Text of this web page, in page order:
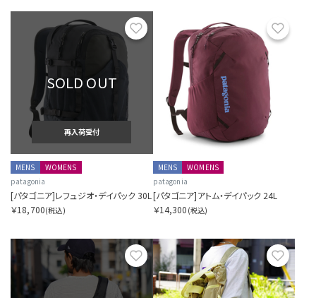
お気に入り
SOLD OUT
再入荷受付
MENS
WOMENS
patagonia
[パタゴニア]レフュジオ・デイパック 30L
￥18,700(税込)
MENS
WOMENS
patagonia
[パタゴニア]アトム・デイパック 24L
￥14,300 (税込)
お気に入り